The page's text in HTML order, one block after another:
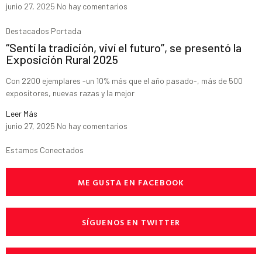
junio 27, 2025 No hay comentarios
Destacados Portada
“Sentí la tradición, viví el futuro”, se presentó la
Exposición Rural 2025
Con 2200 ejemplares -un 10% más que el año pasado-, más de 500
expositores, nuevas razas y la mejor
Leer Más
junio 27, 2025 No hay comentarios
Estamos Conectados
ME GUSTA EN FACEBOOK
SÍGUENOS EN TWITTER